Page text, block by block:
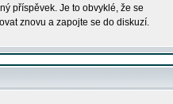
příspěvek. Je to obvyklé, že se
znovu a zapojte se do diskuzí.